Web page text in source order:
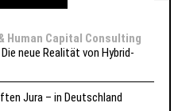
Human Capital Consulting
neue Realität von Hybrid-
Jura – in Deutschland